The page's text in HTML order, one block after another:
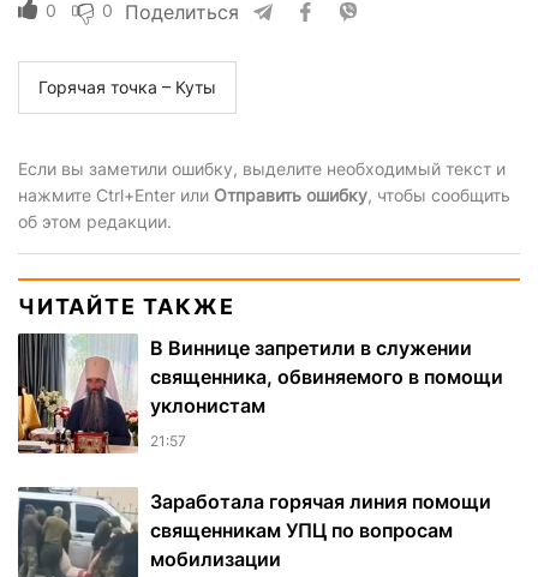
0 0 Поделиться
Горячая точка – Куты
Если вы заметили ошибку, выделите необходимый текст и
нажмите Ctrl+Enter или Отправить ошибку, чтобы сообщить
об этом редакции.
ЧИТАЙТЕ ТАКЖЕ
В Виннице запретили в служении
священника, обвиняемого в помощи
уклонистам
21:57
Заработала горячая линия помощи
священникам УПЦ по вопросам
мобилизации